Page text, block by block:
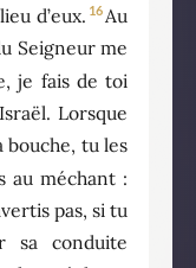
d’eux. 16 Au
Seigneur me
je fais de toi
Lorsque
tu les
au méchant :
pas, si tu
sa conduite